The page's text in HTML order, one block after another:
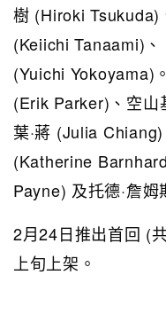
樹 (Hiroki
(Keiichi Tanaami)
(Yuichi Yokoyama)
(Erik Parker)、空
葉·蔣 (Julia
(Katherine
Payne) 及托德·詹
2月24日推出首回 (
上旬上架。